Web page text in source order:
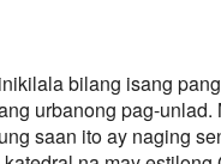
bilang isang
urbanong pag-
saan ito ay naging